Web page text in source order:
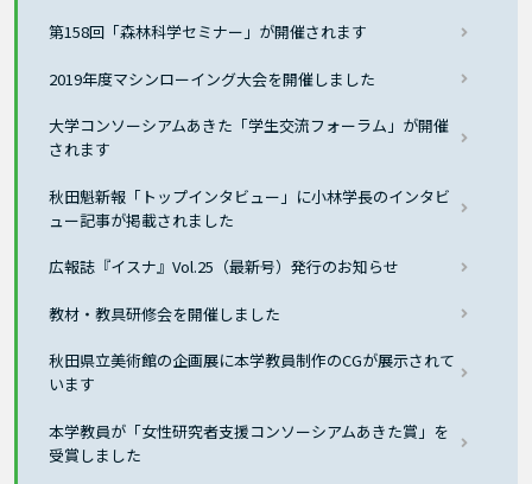
第158回「森林科学セミナー」が開催されます
2019年度マシンローイング大会を開催しました
大学コンソーシアムあきた「学生交流フォーラム」が開催
されます
秋田魁新報「トップインタビュー」に小林学長のインタビ
ュー記事が掲載されました
広報誌『イスナ』Vol.25（最新号）発行のお知らせ
教材・教具研修会を開催しました
秋田県立美術館の企画展に本学教員制作のCGが展示されて
います
本学教員が「女性研究者支援コンソーシアムあきた賞」を
受賞しました